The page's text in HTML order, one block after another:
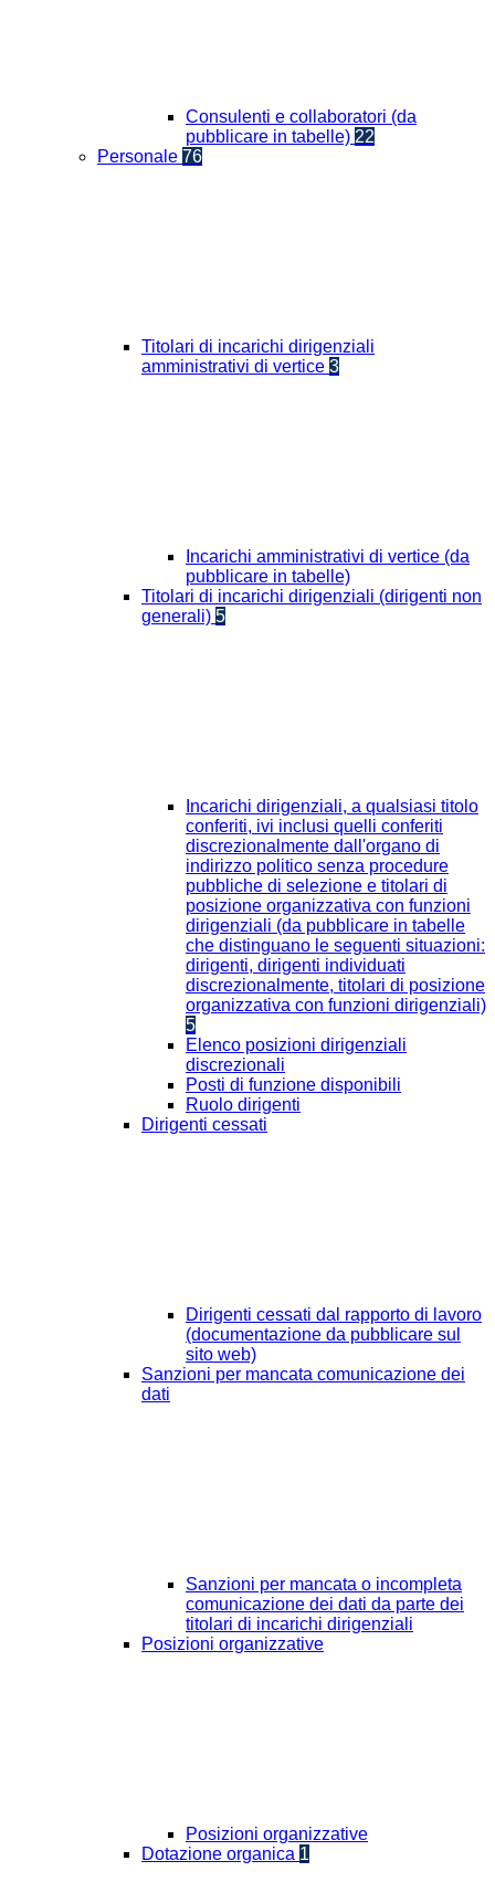
Consulenti e collaboratori (da
pubblicare in tabelle) 22
Personale 76
Titolari di incarichi dirigenziali
amministrativi di vertice 3
Incarichi amministrativi di vertice (da
pubblicare in tabelle)
Titolari di incarichi dirigenziali (dirigenti non
generali) 5
Incarichi dirigenziali, a qualsiasi titolo
conferiti, ivi inclusi quelli conferiti
discrezionalmente dall'organo di
indirizzo politico senza procedure
pubbliche di selezione e titolari di
posizione organizzativa con funzioni
dirigenziali (da pubblicare in tabelle
che distinguano le seguenti situazioni:
dirigenti, dirigenti individuati
discrezionalmente, titolari di posizione
organizzativa con funzioni dirigenziali)
5
Elenco posizioni dirigenziali
discrezionali
Posti di funzione disponibili
Ruolo dirigenti
Dirigenti cessati
Dirigenti cessati dal rapporto di lavoro
(documentazione da pubblicare sul
sito web)
Sanzioni per mancata comunicazione dei
dati
Sanzioni per mancata o incompleta
comunicazione dei dati da parte dei
titolari di incarichi dirigenziali
Posizioni organizzative
Posizioni organizzative
Dotazione organica 1